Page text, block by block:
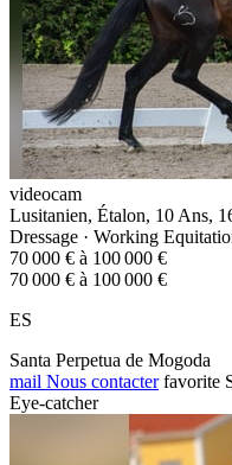
videocam
Lusitanien, Étalon, 10 Ans,
Dressage · Working
70 000 € à 100 000 €
70 000 € à 100 000 €
ES
Santa Perpetua de Mogoda
mail Nous contacter favorite
Eye-catcher